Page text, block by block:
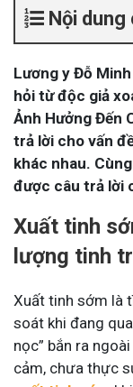
Nội dung
Lương y Đỗ
hỏi từ độc giả
Ảnh Hưởng Đến
trả lời cho vấn
khác nhau.
được câu trả lời
Xuất tinh
lượng tinh
Xuất tinh sớm là
soát khi đang
nọc” bắn ra
cảm, chưa thực